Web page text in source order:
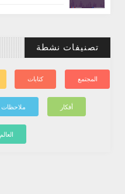
تصنيفات نشطة
المجتمع كتابات
أفكار